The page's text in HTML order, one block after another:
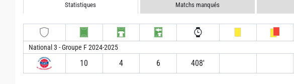
Statistiques Matchs manqués
National 3 - Groupe F 2024-2025
10 4 6 408′